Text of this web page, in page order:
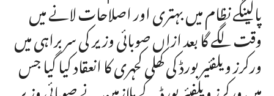
پالینگے نظام میں بہتری اور اصلاحات لانے میں
وقت لگے گا بعد ازاں صوبائی وزیر کی سربراہی میں
ورکرز ویلفئیر بورڈ کی کھلی کحہری کا انعقاد کیا گیا جس